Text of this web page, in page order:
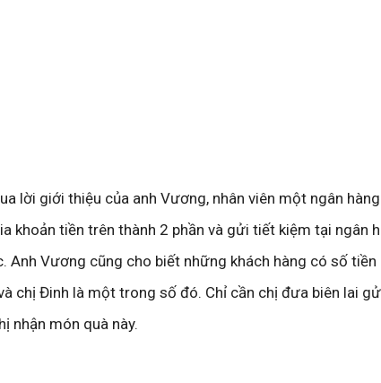
lời giới thiệu của anh Vương, nhân viên một ngân
khoản tiền trên thành 2 phần và gửi tiết kiệm tại ngân
Anh Vương cũng cho biết những khách hàng có số
chị Đinh là một trong số đó. Chỉ cần chị đưa biên lai
nhận món quà này.